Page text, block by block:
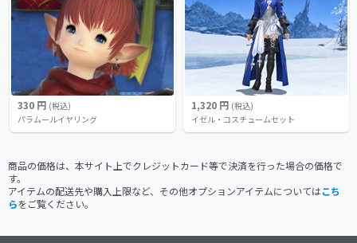
330 円 (税込)
パラムールイヤリング
1,320 円 (税込)
イゼル・コスチュームセット
商品の価格は、本サイト上でクレジットカード等で決済を行った場合の価格で
す。
アイテムの配送先や購入上限など、その他オプションアイテムについてはこち
らをご覧ください。